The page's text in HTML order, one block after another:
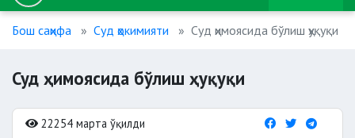
Бош саҳифа Суд ҳокимияти Суд ҳимоясида бўлиш ҳуқуқи
Суд ҳимоясида бўлиш ҳуқуқи
22254 марта ўқилди